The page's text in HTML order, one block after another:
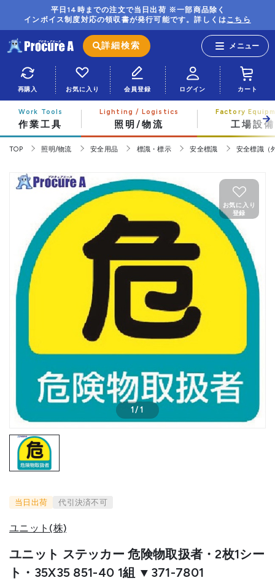
平日14時までの注文で当日出荷 ※一部商品除く
インボイス制度対応の領収書が発行可能です。詳しくはこちら
詳細検索
再購入 お気に入り 会員登録 ログイン カート
作業工具 照明/物流 工場設備
TOP 照明/物流 安全用品 標識・標示 安全標識 安全標識（
1/ 1
お気に入り
登録
当日出荷 代引決済不可
ユニット(株)
ユニット ステッカー 危険物取扱者・2枚1シー
ト・35X35 851-40 1組 ▼371-7801